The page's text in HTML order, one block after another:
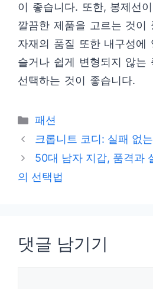
이 좋습니다. 또한, 봉제선
깔끔한 제품을 고르는 것이
자재의 품질 또한 내구성에
슬거나 쉽게 변형되지 않는
선택하는 것이 좋습니다.
카
테
고
리
패션
크롭니트 코디: 실패 없
50대 남자 지갑, 품격과
의 선택법
댓글 남기기